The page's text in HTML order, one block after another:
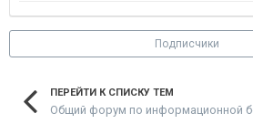
Подписчики
ПЕРЕЙТИ К СПИСКУ ТЕМ
Общий форум по информационной